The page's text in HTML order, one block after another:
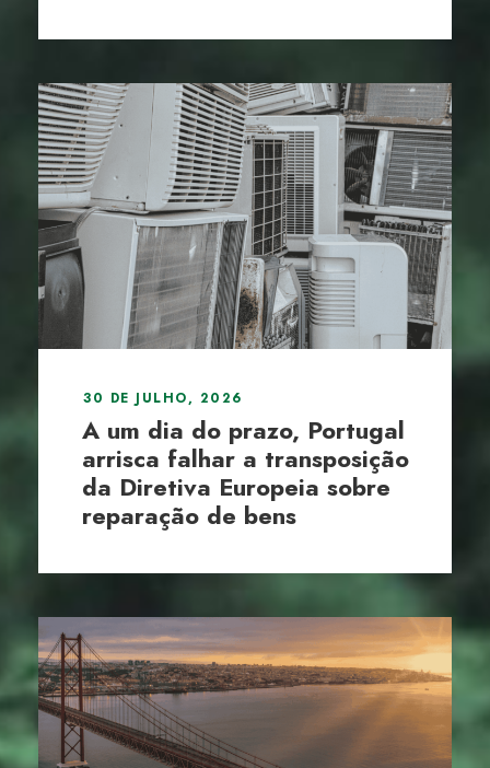
30 DE JULHO, 2026
A um dia do prazo, Portugal
arrisca falhar a transposição
da Diretiva Europeia sobre
reparação de bens